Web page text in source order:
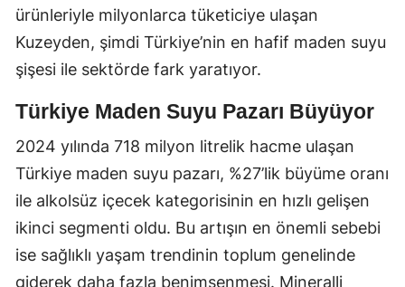
ürünleriyle milyonlarca tüketiciye ulaşan
Kuzeyden, şimdi Türkiye’nin en hafif maden suyu
şişesi ile sektörde fark yaratıyor.
Türkiye Maden Suyu Pazarı Büyüyor
2024 yılında 718 milyon litrelik hacme ulaşan
Türkiye maden suyu pazarı, %27’lik büyüme oranı
ile alkolsüz içecek kategorisinin en hızlı gelişen
ikinci segmenti oldu. Bu artışın en önemli sebebi
ise sağlıklı yaşam trendinin toplum genelinde
giderek daha fazla benimsenmesi. Mineralli